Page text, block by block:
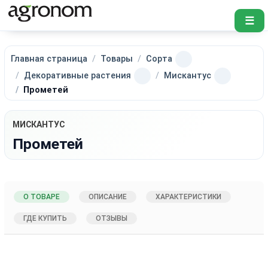
☰
Главная страница Товары
Сорта
Декоративные растения
Мискантус
Прометей
МИСКАНТУС
Прометей
О ТОВАРЕ ОПИСАНИЕ ХАРАКТЕРИСТИКИ
ГДЕ КУПИТЬ ОТЗЫВЫ